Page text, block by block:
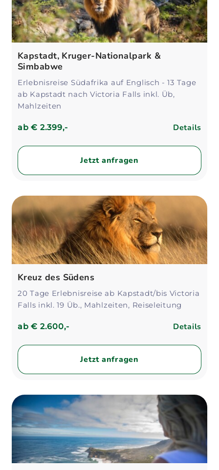
Kapstadt, Kruger-Nationalpark &
Simbabwe
Erlebnisreise Südafrika auf Englisch - 13 Tage
ab Kapstadt nach Victoria Falls inkl. Üb,
Mahlzeiten
ab€ 2.399,- Details
Jetzt anfragen
Kreuz des Südens
20 Tage Erlebnisreise ab Kapstadt/bis Victoria
Falls inkl. 19 Üb., Mahlzeiten, Reiseleitung
ab€ 2.600,- Details
Jetzt anfragen